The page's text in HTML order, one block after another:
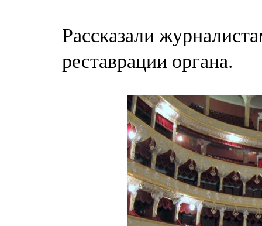
Рассказали
реставрации органа.